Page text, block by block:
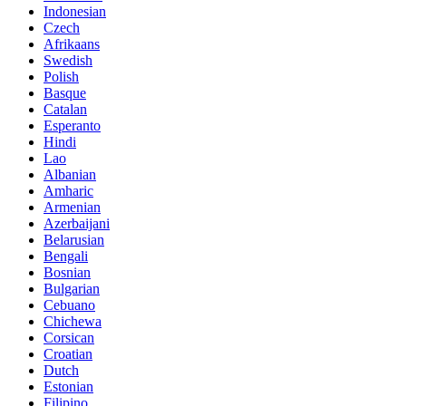
Indonesian
Czech
Afrikaans
Swedish
Polish
Basque
Catalan
Esperanto
Hindi
Lao
Albanian
Amharic
Armenian
Azerbaijani
Belarusian
Bengali
Bosnian
Bulgarian
Cebuano
Chichewa
Corsican
Croatian
Dutch
Estonian
Filipino